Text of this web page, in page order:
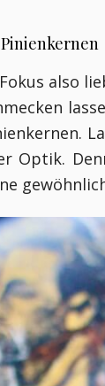
also
Optik.